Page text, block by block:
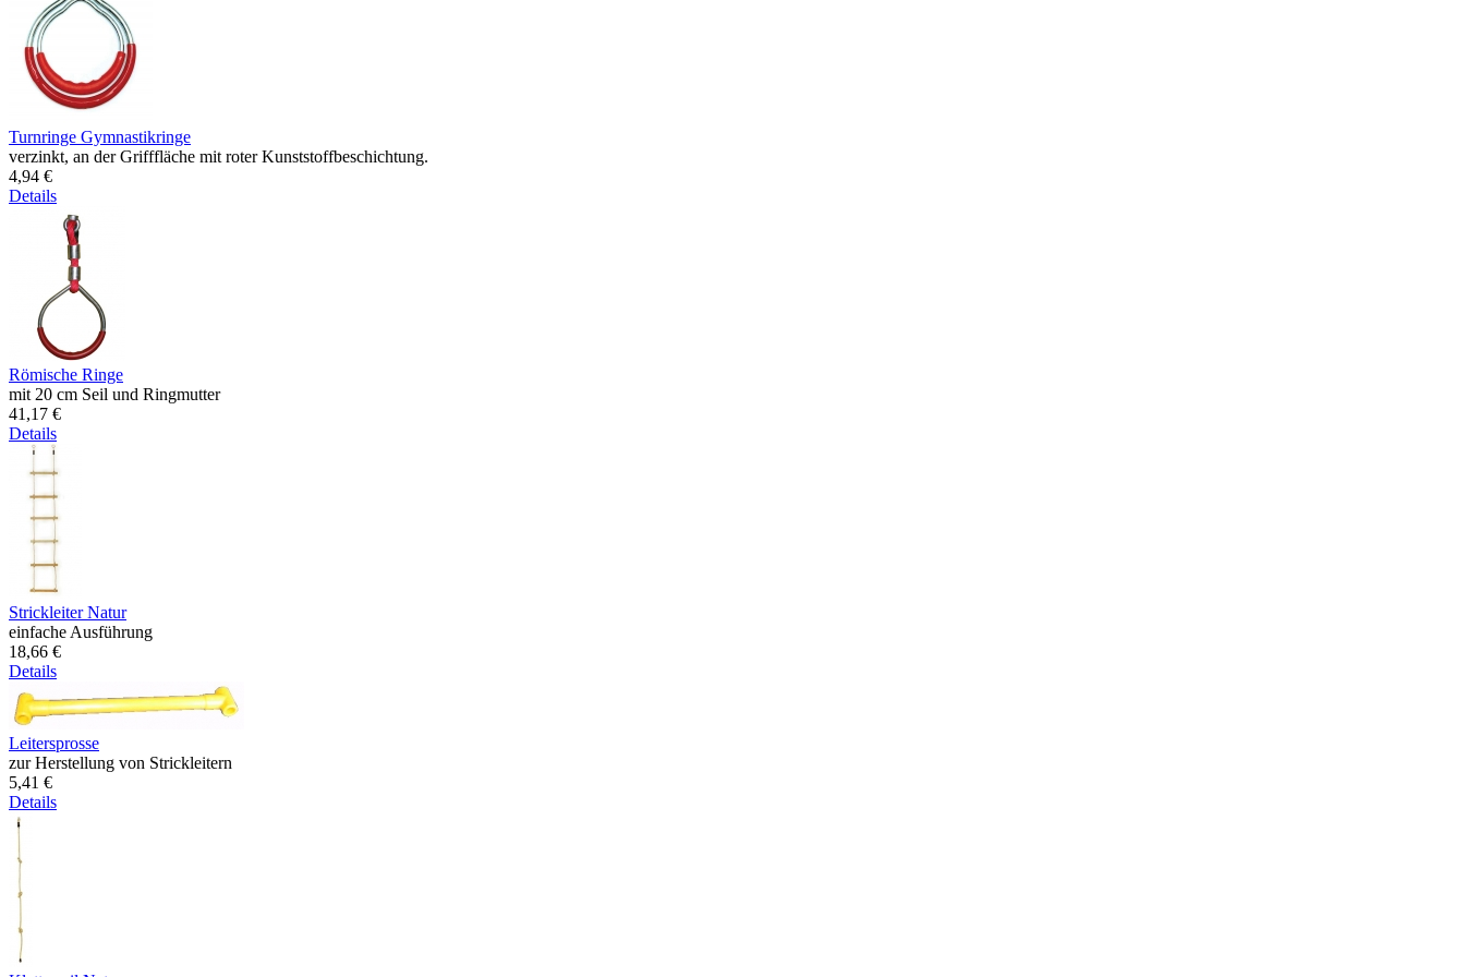
Turnringe Gymnastikringe
verzinkt, an der Grifffläche mit roter Kunststoffbeschichtung.
4,94 €
Details
Römische Ringe
mit 20 cm Seil und Ringmutter
41,17 €
Details
Strickleiter Natur
einfache Ausführung
18,66 €
Details
Leitersprosse
zur Herstellung von Strickleitern
5,41 €
Details